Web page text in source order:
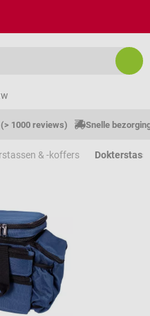
1000 reviews) Snelle
& -koffers